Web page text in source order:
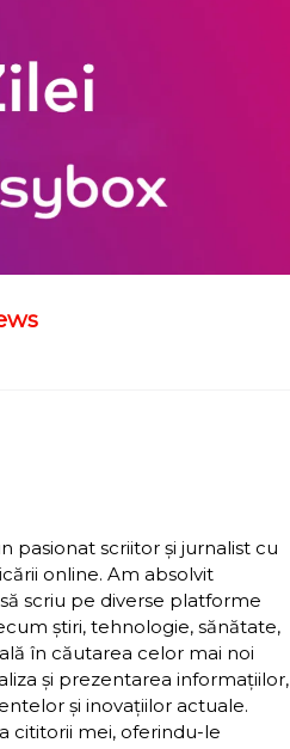
pasionat scriitor și jurnalist cu
online. Am absolvit
scriu pe diverse platforme
știri, tehnologie, sănătate,
în căutarea celor mai noi
și prezentarea informațiilor,
și inovațiilor actuale.
cititorii mei, oferindu-le